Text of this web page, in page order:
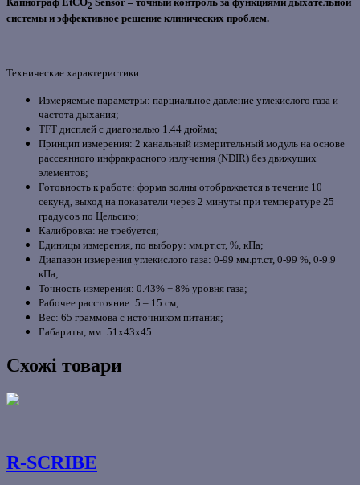
2
системы и эффективное решение клинических проблем.
Технические характеристики
Измеряемые параметры: парциальное давление углекислого газа и
частота дыхания;
TFT дисплей с диагональю 1.44 дюйма;
Принцип измерения: 2 канальный измерительный модуль на основе
рассеянного инфракрасного излучения (NDIR) без движущих
элементов;
Готовность к работе: форма волны отображается в течение 10
секунд, выход на показатели через 2 минуты при температуре 25
градусов по Цельсию;
Калибровка: не требуется;
Единицы измерения, по выбору: мм.рт.ст, %, кПа;
Диапазон измерения углекислого газа: 0-99 мм.рт.ст, 0-99 %, 0-9.9
кПа;
Точность измерения: 0.43% + 8% уровня газа;
Рабочее расстояние: 5 – 15 см;
Вес: 65 граммова с источником питания;
Габариты, мм: 51х43х45
Схожі товари
R-SCRIBE